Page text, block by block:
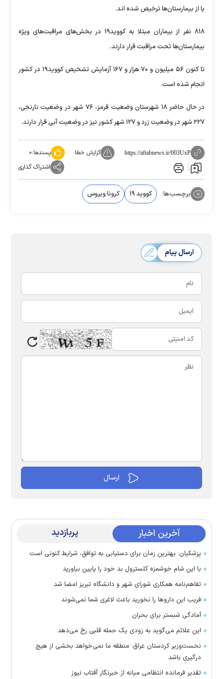
یا از بیمارستان‌ها ترخیص شده اند.
۸۱۸ نفر از بیماران مبتلا به کووید۱۹ در بخش‌های مراقبت‌های ویژه
بیمارستان‌ها تحت مراقبت قرار دارند.
تا کنون ۵۶ میلیون و ۷۰ هزار و ۱۶۷ آزمایش تشخیص کووید۱۹ در کشور
انجام شده است.
در حال حاضر ۱۸ شهرستان وضعیت قرمز، ۷۶ شهر در وضعیت نارنجی،
۲۲۷ شهر در وضعیت زرد و ۱۲۷ شهر کشور نیز در وضعیت آبی قرار دارند.
https://aftabnews.ir/003UxP گزارش خطا پسندها:۰
اشتراک گذاری
برچسب‌ها: کووید ۱۹ کرونا ویروس
ارسال پیام
آخرین اخبار پربازدید
پزشکیان: بهترین زمان برای دستیابی به توافق، شرایط کنونی است
با این شام خوشمزه کلسترول بد خود را پایین بیاورید
تفاهم‌نامه همکاری شورای شهر و دانشگاه تبریز امضا شد
فریب این دارو‌ها را نخورید باعث لاغری شما نمی‌شوند
آمادگی شبستر برای بحران
این علائم می‌گوید به زودی یک حمله قلبی رخ می‌دهد
نخست‌وزیر کردستان عراق: منطقه ما نمی‌خواهد بخشی از هیچ
درگیری باشد
تقدیر فرمانده انتظامی میانه از خبرنگار آفتاب نیوز